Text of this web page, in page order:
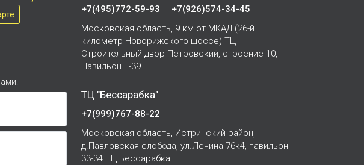
+7(495)772-59-93
+7(926)574-34-45
Московская область, 9 км от МКАД (26-й
километр Новорижского шоссе) ТЦ
Строительный двор Петровский, строение 10,
Павильон Е-39.
ТЦ "Бессарабка"
+7(999)767-88-22
Московская область, Истринский район,
д.Павловская слобода, ул.Ленина 76к4, павильон
33-34 ТЦ Бессарабка